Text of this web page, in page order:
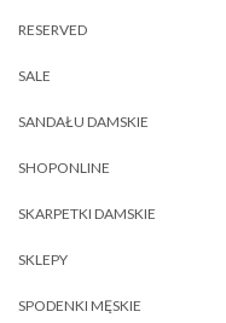
RESERVED
SALE
SANDAŁU DAMSKIE
SHOPONLINE
SKARPETKI DAMSKIE
SKLEPY
SPODENKI MĘSKIE